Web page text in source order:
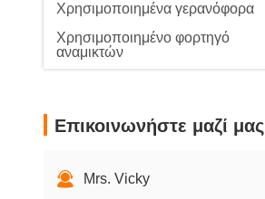
Χρησιμοποιημένα γερανόφορα
Χρησιμοποιημένο φορτηγό
αναμικτών
Χρησιμοποιημένα τροχαία
Εφοδιαστικό μηχανισμό
Επικοινωνήστε μαζί μας
Mrs. Vicky